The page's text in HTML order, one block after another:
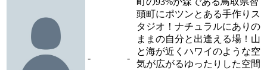
- -
頭町にポツンとある手作りス
タジオ！ナチュラルにありの
ままの自分と出逢える場！山
と海が近くハワイのような空
気が広がるゆったりした空間